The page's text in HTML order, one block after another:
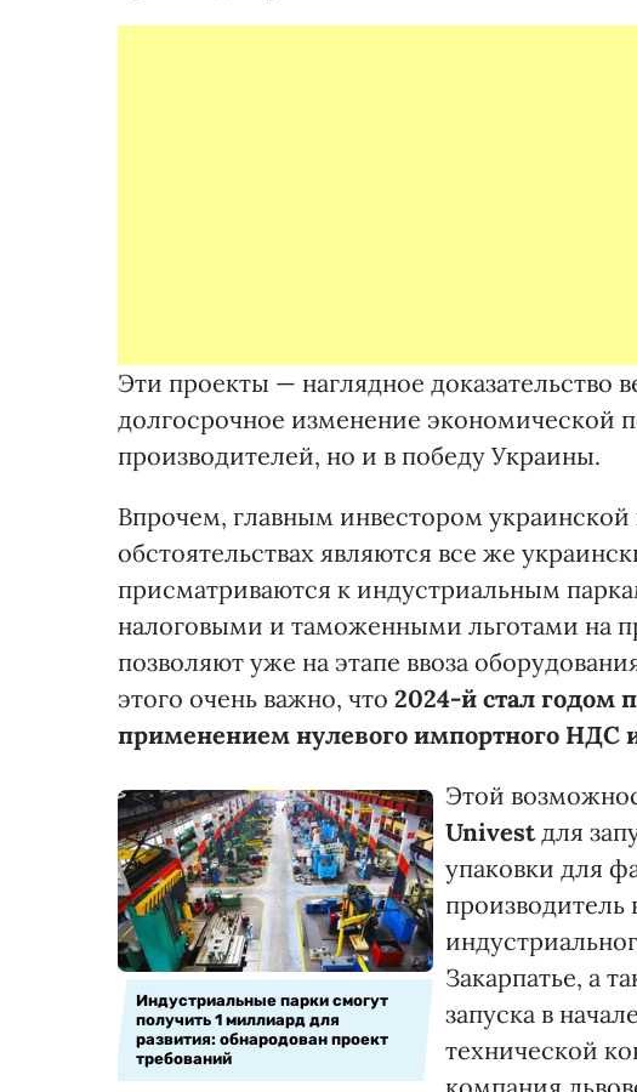
Эти проекты — наглядное доказательство
долгосрочное изменение экономической
производителей, но и в победу Украины.
Впрочем, главным инвестором
обстоятельствах являются все же
присматриваются к индустриальным
налоговыми и таможенными льготами на
позволяют уже на этапе ввоза
этого очень важно, что 2024-й стал годом
применением нулевого импортного НДС
Индустриальные парки смогут
получить 1 миллиард для
развития: обнародован проект
требований
Этой
Univestдля
упаковки для
производитель
Закарпатье, а
запуска в
технической